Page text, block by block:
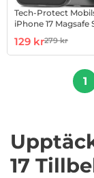
Tech-Protect
iPhone 17 Magsafe
Art. nr
rea pris
129 krtidigare pris
279 kr
1
17